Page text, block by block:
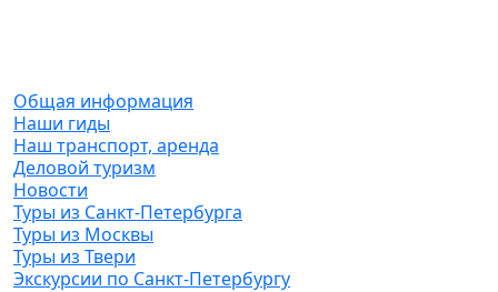
Общая информация
Наши гиды
Наш транспорт, аренда
Деловой туризм
Новости
Туры из Санкт-Петербурга
Туры из Москвы
Туры из Твери
Экскурсии по Санкт-Петербургу